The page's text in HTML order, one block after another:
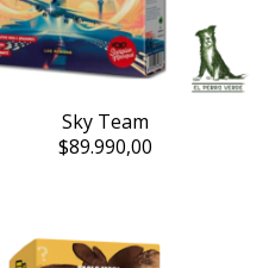
Sky Team
$89.990,00